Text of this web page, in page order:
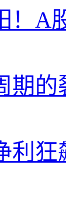
！A
期的
利狂